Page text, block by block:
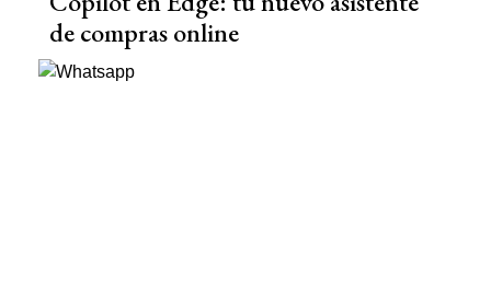
de compras online